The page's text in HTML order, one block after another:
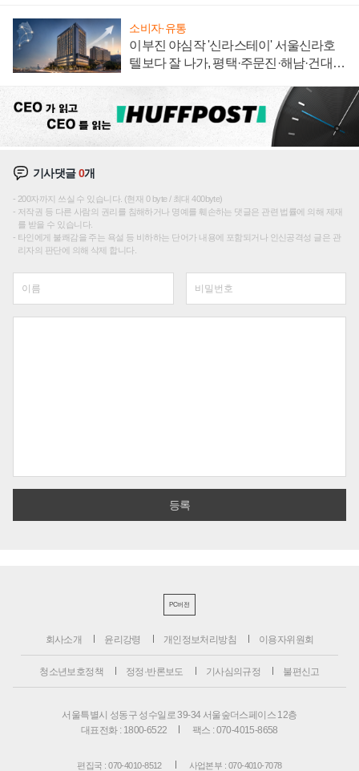
소비자·유통
이부진 야심작 '신라스테이' 서울신라호
텔보다 잘 나가, 평택·주문진·해남·건대로
기사댓글0개
200자까지 쓰실 수 있습니다. (현재 0 byte / 최대 400byte)
저작권 등 다른 사람의 권리를 침해하거나 명예를 훼손하는 댓글은 관련 법률에 의해 제재
를 받을 수 있습니다.
타인에게 불쾌감을 주는 욕설 등 비하하는 단어가 내용에 포함되거나 인신공격성 글은 관
리자의 판단에 의해 삭제 합니다.
PC버전
회사소개 윤리강령 개인정보처리방침 이용자위원회
청소년보호정책 정정·반론보도 기사심의규정 불편신고
서울특별시 성동구 성수일로 39-34 서울숲더스페이스 12층
대표전화 : 1800-6522
팩스 : 070-4015-8658
편집국 : 070-4010-8512 사업본부 : 070-4010-7078